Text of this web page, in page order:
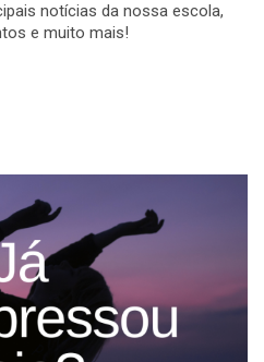
notícias da nossa escola,
e muito mais!